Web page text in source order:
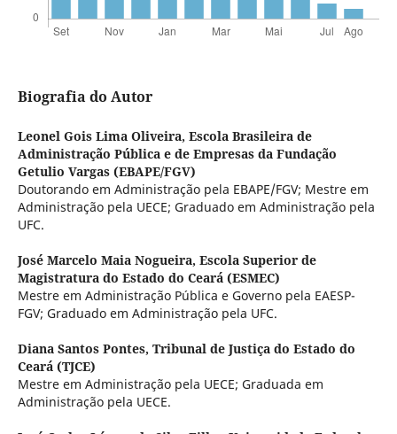
Biografia do Autor
Leonel Gois Lima Oliveira, Escola Brasileira de
Administração Pública e de Empresas da Fundação
Getulio Vargas (EBAPE/FGV)
Doutorando em Administração pela EBAPE/FGV; Mestre em
Administração pela UECE; Graduado em Administração pela
UFC.
José Marcelo Maia Nogueira, Escola Superior de
Magistratura do Estado do Ceará (ESMEC)
Mestre em Administração Pública e Governo pela EAESP-
FGV; Graduado em Administração pela UFC.
Diana Santos Pontes, Tribunal de Justiça do Estado do
Ceará (TJCE)
Mestre em Administração pela UECE; Graduada em
Administração pela UECE.